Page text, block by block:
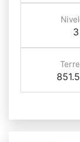
3